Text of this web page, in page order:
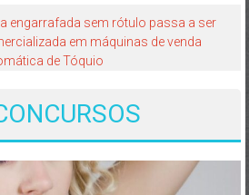
engarrafada sem rótulo passa a ser
em máquinas de venda
de Tóquio